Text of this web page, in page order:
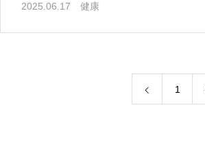
2025.06.17 健康
1